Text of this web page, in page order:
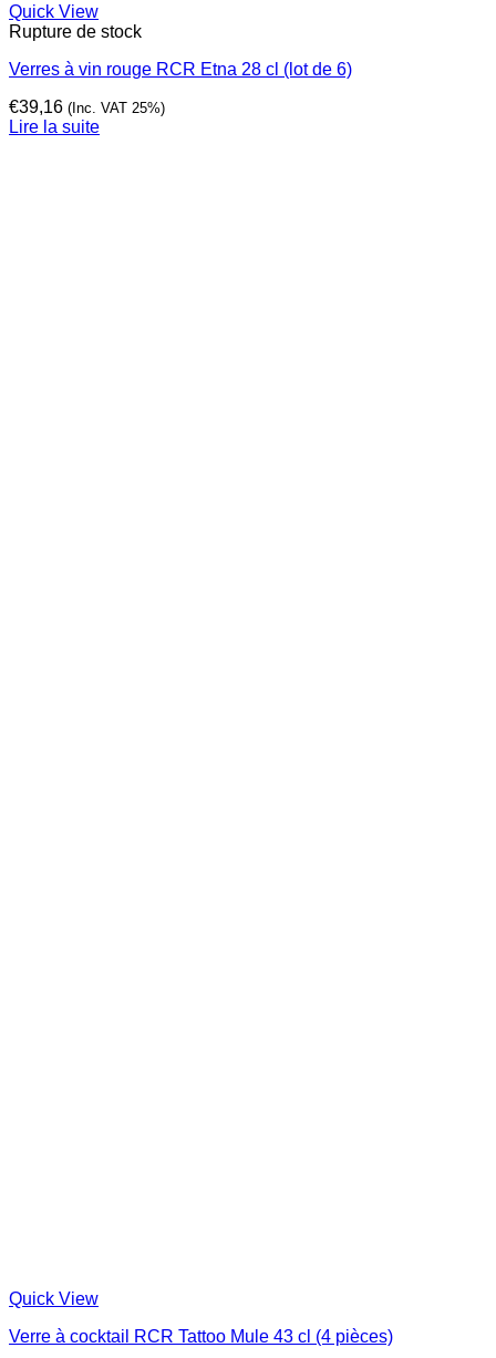
Quick View
Rupture de stock
Verres à vin rouge RCR Etna 28 cl (lot de 6)
€39,16 (Inc. VAT 25%)
Lire la suite
Quick View
Verre à cocktail RCR Tattoo Mule 43 cl (4 pièces)